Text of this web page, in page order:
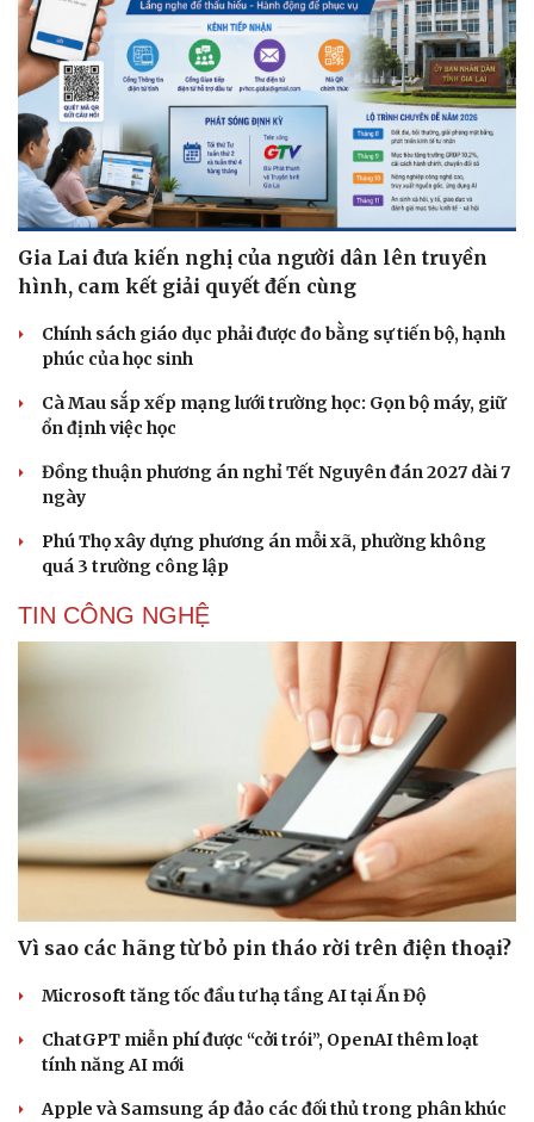
Du lịch
Tư vấn
check-in
Podcast
Câu chuyện thời sự
Đọc truyện đêm khuya
Cửa sổ tình yêu
Gia Lai đưa kiến nghị của người dân lên truyền
hình, cam kết giải quyết đến cùng
Chính sách giáo dục phải được đo bằng sự tiến bộ, hạnh
phúc của học sinh
Cà Mau sắp xếp mạng lưới trường học: Gọn bộ máy, giữ
ổn định việc học
Đồng thuận phương án nghỉ Tết Nguyên đán 2027 dài 7
ngày
Phú Thọ xây dựng phương án mỗi xã, phường không
quá 3 trường công lập
TIN CÔNG NGHỆ
Vì sao các hãng từ bỏ pin tháo rời trên điện thoại?
Microsoft tăng tốc đầu tư hạ tầng AI tại Ấn Độ
ChatGPT miễn phí được “cởi trói”, OpenAI thêm loạt
tính năng AI mới
Apple và Samsung áp đảo các đối thủ trong phân khúc